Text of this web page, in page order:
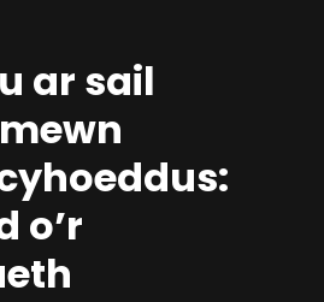
ar sail
o’r